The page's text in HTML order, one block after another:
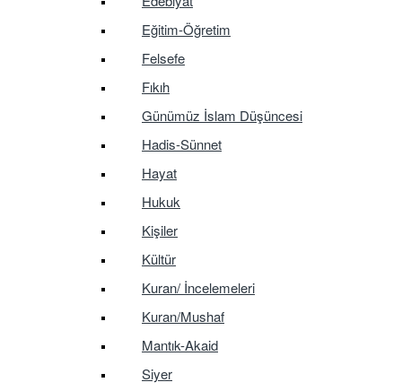
Eğitim-Öğretim
Felsefe
Fıkıh
Günümüz İslam Düşüncesi
Hadis-Sünnet
Hayat
Hukuk
Kişiler
Kültür
Kuran/ İncelemeleri
Kuran/Mushaf
Mantık-Akaid
Siyer